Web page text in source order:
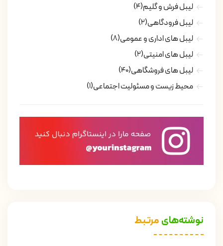
لیبل فرش و گلیم(4)
لیبل فرودگاهی(2)
لیبل های اداری و عمومی(8)
لیبل های امنیتی(2)
لیبل های فروشگاهی(40)
محیط زیست و مسئولیت اجتماعی(1)
نوشته‌های مرتبط